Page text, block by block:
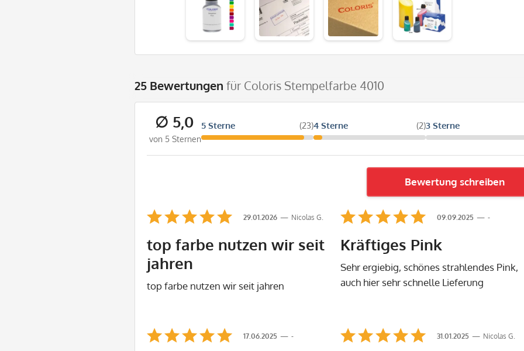
25 Bewertungen für Coloris Stempelfarbe 4010
∅ 5,0
von 5 Sternen
5 Sterne (23)4 Sterne (2)3 Sterne
Bewertung schreiben
Nicolas G.
29.01.2026
top farbe nutzen wir seit
jahren
top farbe nutzen wir seit jahren
-
09.09.2025
Kräftiges Pink
Sehr ergiebig, schönes strahlendes Pink,
auch hier sehr schnelle Lieferung
-
17.06.2025 Nicolas G.
31.01.2025